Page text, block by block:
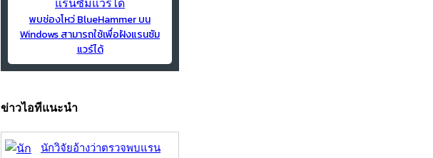
พบช่องโหว่ BlueHammer บน
Windows สามารถใช้เพื่อฝังแรนซัม
แวร์ได้
ข่าวไอทีแนะนำ
นักวิจัยอ้างว่าตรวจพบแรน